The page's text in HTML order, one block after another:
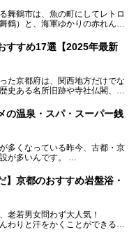
舞鶴市は、魚の町にしてレトロ
鶴）と、海軍ゆかりの赤れんが
区に今も残る2軒の銭湯「日の
も国の登録有形文化財に指定さ
ら、今も現役のお風呂屋さんで
支えてきたこの2軒の銭湯とと
記事です。
すすめ17選【2025年最新
た京都府は、関西地方だけでな
史ある名所旧跡や寺社仏閣、そ
年現在おすすめのスーパー銭
る温泉施設まで、好みのスーパ
ね。
の温泉・スパ・スーパー銭
多くなっている昨今、古都・京
が多いんです。
もいいですが、さまざまなサウ
ね。
。
】京都のおすすめ岩盤浴・
老若男女問わず大人気！
わりと汗をかくことができるの